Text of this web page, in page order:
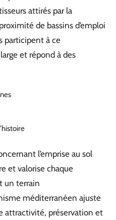
attirés par la
de bassins d’emploi
participent à ce
et répond à des
l’emprise au sol
et valorise chaque
un terrain
méditerranéen ajuste
attractivité, préservation et